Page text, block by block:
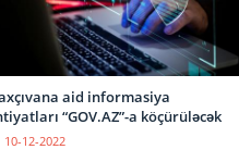
aid informasiya
“GOV.AZ”-a köçürüləcək
10-12-2022